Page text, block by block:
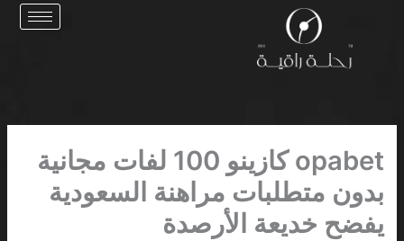
opabet كازينو 100 لفات مجانية
بدون متطلبات مراهنة السعودية
يفضح خديعة الأرصدة